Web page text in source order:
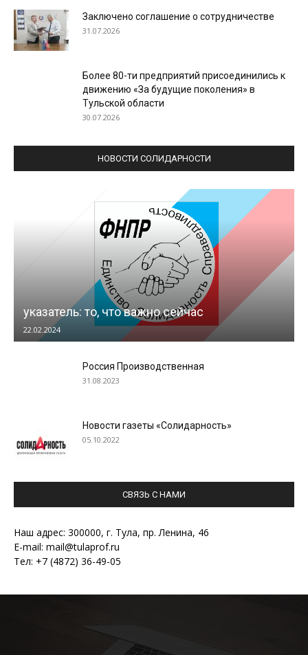
Заключено соглашение о сотрудничестве
31.07.2026
Более 80-ти предприятий присоединились к
движению «За будущие поколения» в
Тульской области
30.07.2026
НОВОСТИ СОЛИДАРНОСТИ
указатель: то, что важно сейчас
22.02.2024
Россия Производственная
31.08.2023
Новости газеты «Солидарность»
05.10.2022
СВЯЗЬ С НАМИ
Наш адрес: 300000, г. Тула, пр. Ленина, 46
E-mail: mail@tulaprof.ru
Тел: +7 (4872) 36-49-05